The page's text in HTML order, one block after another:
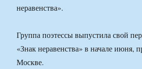
неравенства».
Группа поэтессы выпустила свой
«Знак неравенства» в начале июня,
Москве.